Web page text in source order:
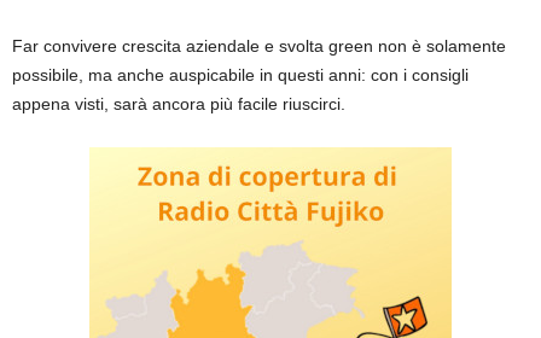
Far convivere crescita aziendale e svolta green non è solamente
possibile, ma anche auspicabile in questi anni: con i consigli
appena visti, sarà ancora più facile riuscirci.